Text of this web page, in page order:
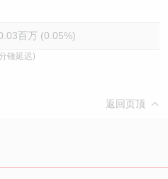
百万 (0.05%)
锺延迟)
返回页顶